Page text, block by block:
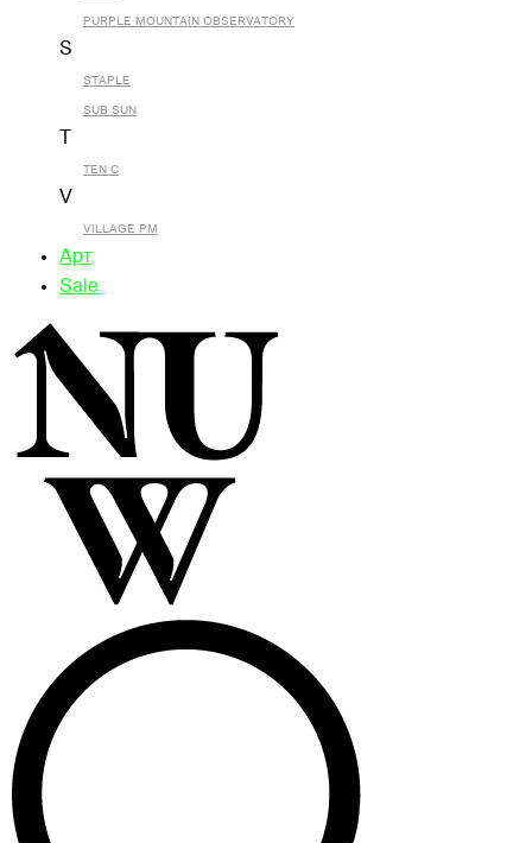
PURPLE MOUNTAIN OBSERVATORY
S
STAPLE
SUB SUN
TEN C
V
VILLAGE PM
Арт
Sale